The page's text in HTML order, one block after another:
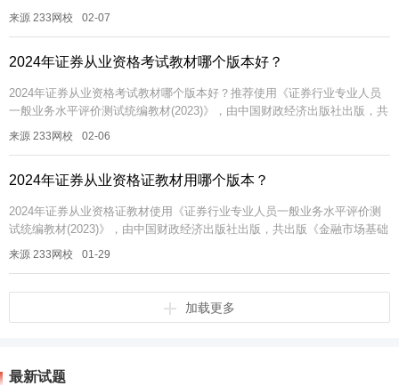
础知识》和《证券市场基本法律法规》两本教材。自2023年10...
来源 233网校 02-07
2024年证券从业资格考试教材哪个版本好？
2024年证券从业资格考试教材哪个版本好？推荐使用《证券行业专业人员
一般业务水平评价测试统编教材(2023)》，由中国财政经济出版社出版，共
出版《金融市场基础知识》和《证券市场基本法律法规》两本教材。...
来源 233网校 02-06
2024年证券从业资格证教材用哪个版本？
2024年证券从业资格证教材使用《证券行业专业人员一般业务水平评价测
试统编教材(2023)》，由中国财政经济出版社出版，共出版《金融市场基础
知识》和《证券市场基本法律法规》两本教材。自2023年10月...
来源 233网校 01-29
加载更多
最新试题